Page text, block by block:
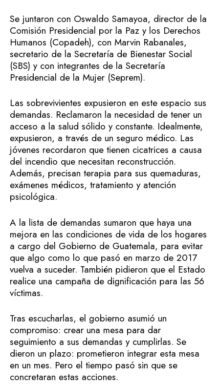
Se juntaron con Oswaldo Samayoa, director de la
Comisión Presidencial por la Paz y los Derechos
Humanos (Copadeh), con Marvin Rabanales,
secretario de la Secretaría de Bienestar Social
(SBS) y con integrantes de la Secretaría
Presidencial de la Mujer (Seprem).
Las sobrevivientes expusieron en este espacio sus
demandas. Reclamaron la necesidad de tener un
acceso a la salud sólido y constante. Idealmente,
expusieron, a través de un seguro médico. Las
jóvenes recordaron que tienen cicatrices a causa
del incendio que necesitan reconstrucción.
Además, precisan terapia para sus quemaduras,
exámenes médicos, tratamiento y atención
psicológica.
A la lista de demandas sumaron que haya una
mejora en las condiciones de vida de los hogares
a cargo del Gobierno de Guatemala, para evitar
que algo como lo que pasó en marzo de 2017
vuelva a suceder. También pidieron que el Estado
realice una campaña de dignificación para las 56
víctimas.
Tras escucharlas, el gobierno asumió un
compromiso: crear una mesa para dar
seguimiento a sus demandas y cumplirlas. Se
dieron un plazo: prometieron integrar esta mesa
en un mes. Pero el tiempo pasó sin que se
concretaran estas acciones.